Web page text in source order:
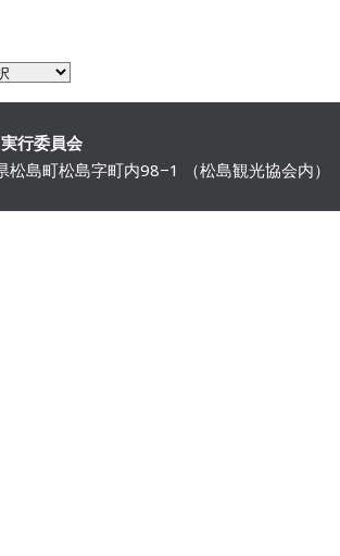
行委員会
島町松島字町内98−1 （松島観光協会内）